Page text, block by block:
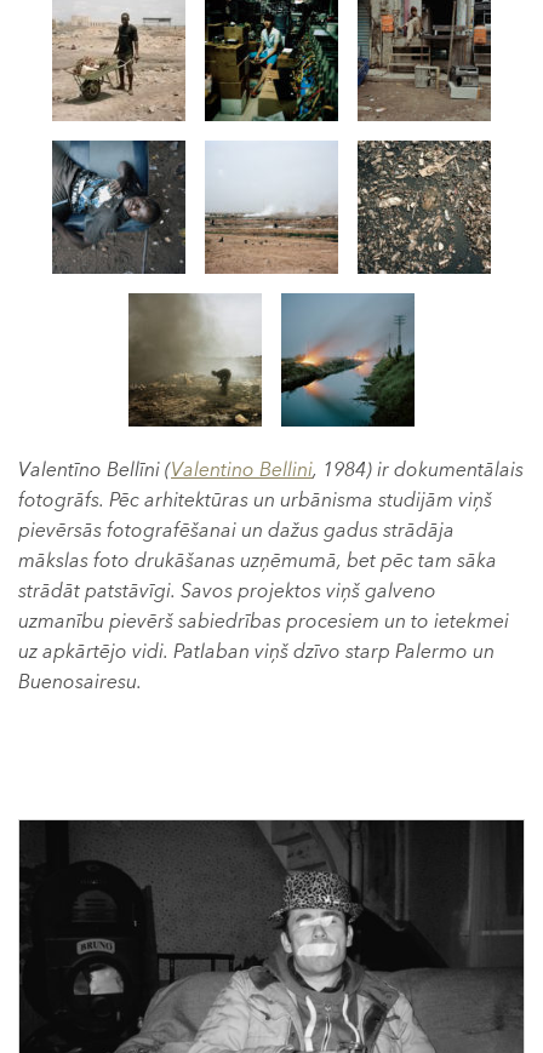
Valentīno Bellīni (Valentino Bellini, 1984) ir dokumentālais
fotogrāfs. Pēc arhitektūras un urbānisma studijām viņš
pievērsās fotografēšanai un dažus gadus strādāja
mākslas foto drukāšanas uzņēmumā, bet pēc tam sāka
strādāt patstāvīgi. Savos projektos viņš galveno
uzmanību pievērš sabiedrības procesiem un to ietekmei
uz apkārtējo vidi. Patlaban viņš dzīvo starp Palermo un
Buenosairesu.